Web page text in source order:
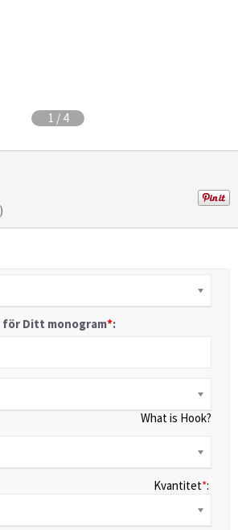
1 / 4
Ditt monogram*:
What is Hook?
Kvantitet*: